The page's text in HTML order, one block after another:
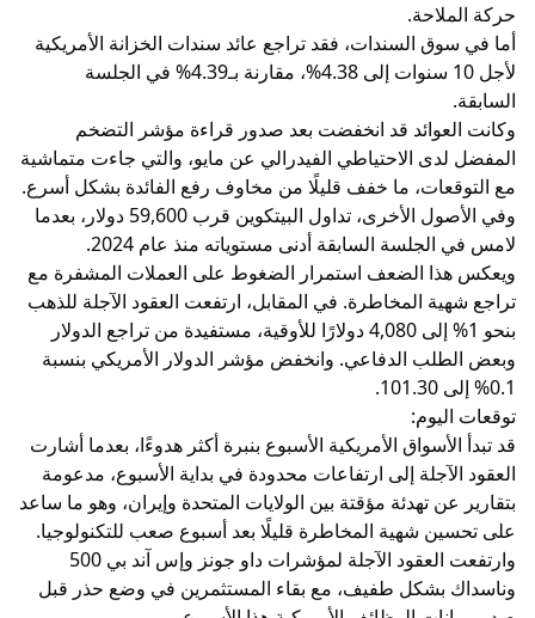
حركة الملاحة.
أما في سوق السندات، فقد تراجع عائد سندات الخزانة الأمريكية
لأجل 10 سنوات إلى 4.38%، مقارنة بـ4.39% في الجلسة
السابقة.
وكانت العوائد قد انخفضت بعد صدور قراءة مؤشر التضخم
المفضل لدى الاحتياطي الفيدرالي عن مايو، والتي جاءت متماشية
مع التوقعات، ما خفف قليلًا من مخاوف رفع الفائدة بشكل أسرع.
وفي الأصول الأخرى، تداول البيتكوين قرب 59,600 دولار، بعدما
لامس في الجلسة السابقة أدنى مستوياته منذ عام 2024.
ويعكس هذا الضعف استمرار الضغوط على العملات المشفرة مع
تراجع شهية المخاطرة. في المقابل، ارتفعت العقود الآجلة للذهب
بنحو 1% إلى 4,080 دولارًا للأوقية، مستفيدة من تراجع الدولار
وبعض الطلب الدفاعي. وانخفض مؤشر الدولار الأمريكي بنسبة
0.1% إلى 101.30.
توقعات اليوم:
قد تبدأ الأسواق الأمريكية الأسبوع بنبرة أكثر هدوءًا، بعدما أشارت
العقود الآجلة إلى ارتفاعات محدودة في بداية الأسبوع، مدعومة
بتقارير عن تهدئة مؤقتة بين الولايات المتحدة وإيران، وهو ما ساعد
على تحسين شهية المخاطرة قليلًا بعد أسبوع صعب للتكنولوجيا.
وارتفعت العقود الآجلة لمؤشرات داو جونز وإس آند بي 500
وناسداك بشكل طفيف، مع بقاء المستثمرين في وضع حذر قبل